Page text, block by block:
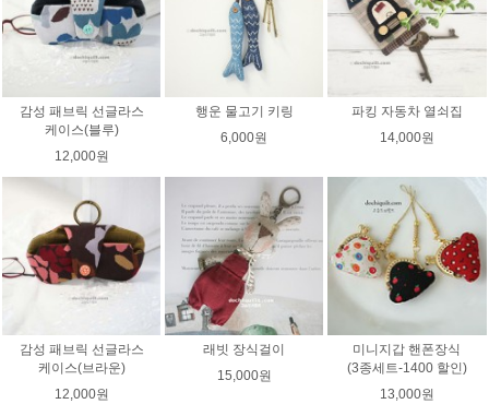
감성 패브릭 선글라스
케이스(블루)
12,000원
행운 물고기 키링
6,000원
파킹 자동차 열쇠집
14,000원
감성 패브릭 선글라스
케이스(브라운)
12,000원
래빗 장식걸이
15,000원
미니지갑 핸폰장식
(3종세트-1400 할인)
13,000원